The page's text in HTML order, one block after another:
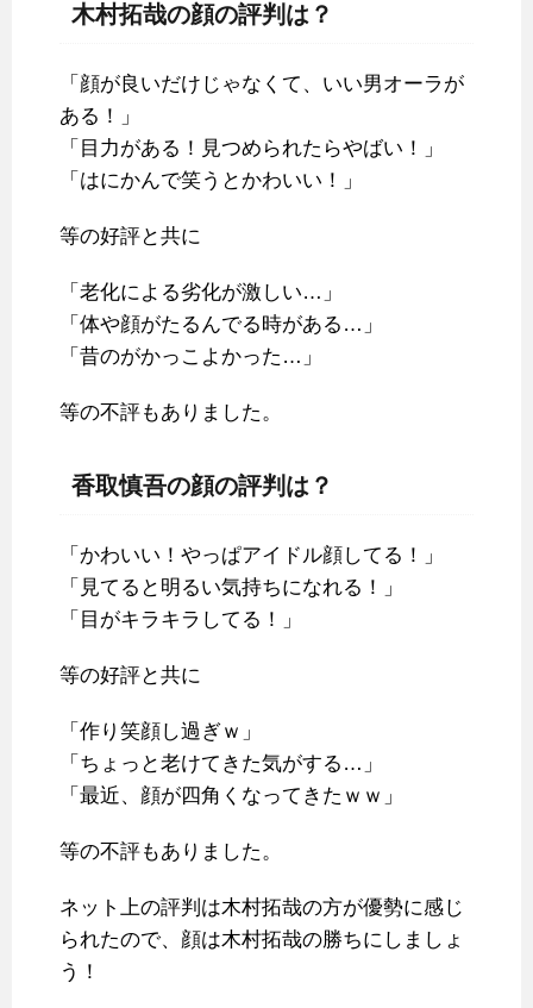
木村拓哉の顔の評判は？
「顔が良いだけじゃなくて、いい男オーラが
ある！」
「目力がある！見つめられたらやばい！」
「はにかんで笑うとかわいい！」
等の好評と共に
「老化による劣化が激しい…」
「体や顔がたるんでる時がある…」
「昔のがかっこよかった…」
等の不評もありました。
香取慎吾の顔の評判は？
「かわいい！やっぱアイドル顔してる！」
「見てると明るい気持ちになれる！」
「目がキラキラしてる！」
等の好評と共に
「作り笑顔し過ぎｗ」
「ちょっと老けてきた気がする…」
「最近、顔が四角くなってきたｗｗ」
等の不評もありました。
ネット上の評判は木村拓哉の方が優勢に感じ
られたので、顔は木村拓哉の勝ちにしましょ
う！